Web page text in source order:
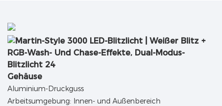
Gehäuse
Aluminium-Druckguss
Arbeitsumgebung: Innen- und Außenbereich